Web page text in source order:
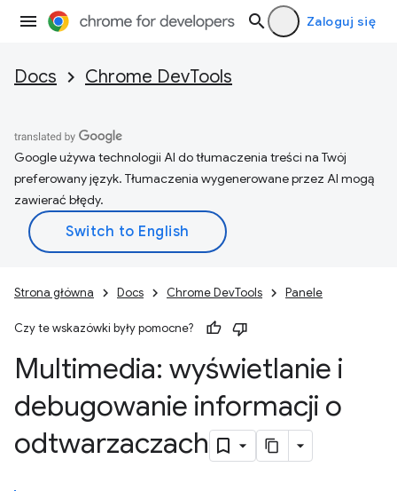
Zaloguj się
Docs Chrome DevTools
Google używa technologii AI do tłumaczenia treści na Twój
preferowany język. Tłumaczenia wygenerowane przez AI mogą
zawierać błędy.
Strona główna Docs Chrome DevTools Panele
Czy te wskazówki były pomocne?
Multimedia: wyświetlanie i
debugowanie informacji o
odtwarzaczach